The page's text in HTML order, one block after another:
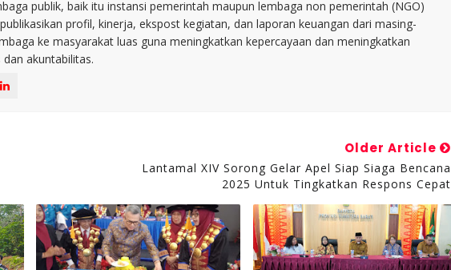
publik, baik itu instansi pemerintah maupun lembaga non pemerintah (NGO)
profil, kinerja, ekspost kegiatan, dan laporan keuangan dari masing-
ke masyarakat luas guna meningkatkan kepercayaan dan meningkatkan
akuntabilitas.
Older Article
Lantamal XIV Sorong Gelar Apel Siap Siaga Bencana
2025 Untuk Tingkatkan Respons Cepat